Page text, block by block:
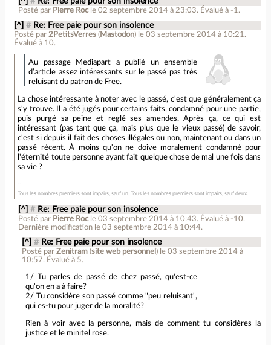
Posté par Pierre Roc le 02 septembre 2014 à 23:03. Évalué à -1 .
[^] # Re: Free paie pour son insolence
Posté par 2PetitsVerres ( Mastodon) le 03 septembre 2014 à 10:21 .
Évalué à 10.
Au passage Mediapart a publié un ensemble
d’article assez intéressants sur le passé pas très
reluisant du patron de Free.
La chose intéressante à noter avec le passé, c'est que généralement ça
s'y trouve. Il a été jugés pour certains faits, condamné pour une partie,
puis purgé sa peine et reglé ses amendes. Après ça, ce qui est
intéressant (pas tant que ça, mais plus que le vieux passé) de savoir,
c'est si depuis il fait des choses illégales ou non, maintenant ou dans un
passé récent. À moins qu'on ne doive moralement condamné pour
l'éternité toute personne ayant fait quelque chose de mal une fois dans
sa vie ?
Tous les nombres premiers sont impairs, sauf un. Tous les nombres premiers sont impairs, sauf deux.
[^] # Re: Free paie pour son insolence
Posté par Pierre Roc le 03 septembre 2014 à 10:43. Évalué à -10.
Dernière modification le 03 septembre 2014 à 10:44.
[^] # Re: Free paie pour son insolence
Posté parZenitram (site web personnel ) le 03 septembre 2014 à
10:57. Évalué à 5.
1/ Tu parles de passé de chez passé, qu'est-ce
qu'on en a à faire?
2/ Tu considère son passé comme "peu reluisant",
qui es-tu pour juger de la moralité?
Rien à voir avec la personne, mais de comment tu considères la
justice et le minitel rose.